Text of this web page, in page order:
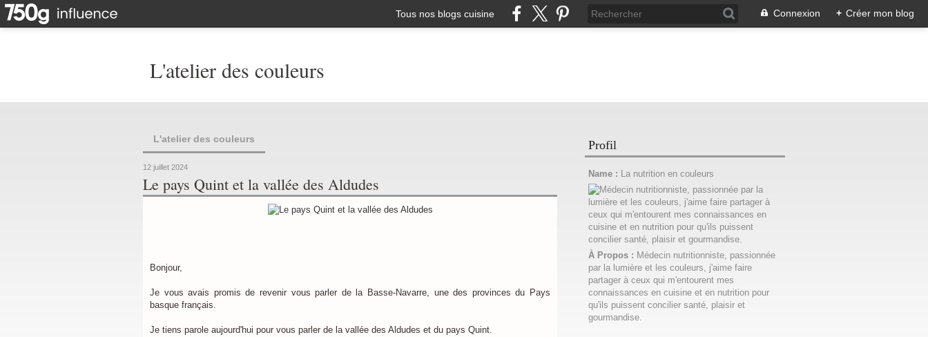
Tous nos blogs cuisine Connexion + Créer mon blog
L'atelier des couleurs
L'atelier des couleurs
12 juillet 2024
Le pays Quint et la vallée des Aldudes
Bonjour,
Je vous avais promis de revenir vous parler de la Basse-Navarre, une des provinces du Pays
basque français.
Je tiens parole aujourd'hui pour vous parler de la vallée des Aldudes et du pays Quint.
Profil
Name : La nutrition en couleurs
À Propos : Médecin nutritionniste, passionnée
par la lumière et les couleurs, j'aime faire
partager à ceux qui m'entourent mes
connaissances en cuisine et en nutrition pour
qu'ils puissent concilier santé, plaisir et
gourmandise.